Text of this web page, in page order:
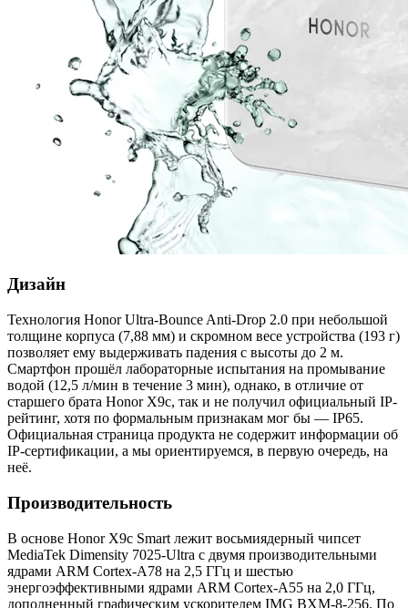
Дизайн
Технология Honor Ultra-Bounce Anti-Drop 2.0 при небольшой
толщине корпуса (7,88 мм) и скромном весе устройства (193 г)
позволяет ему выдерживать падения с высоты до 2 м.
Смартфон прошёл лабораторные испытания на промывание
водой (12,5 л/мин в течение 3 мин), однако, в отличие от
старшего брата Honor X9c, так и не получил официальный IP-
рейтинг, хотя по формальным признакам мог бы — IP65.
Официальная страница продукта не содержит информации об
IP-сертификации, а мы ориентируемся, в первую очередь, на
неё.
Производительность
В основе Honor X9c Smart лежит восьмиядерный чипсет
MediaTek Dimensity 7025-Ultra с двумя производительными
ядрами ARM Cortex-A78 на 2,5 ГГц и шестью
энергоэффективными ядрами ARM Cortex-A55 на 2,0 ГГц,
дополненный графическим ускорителем IMG BXM-8-256. По